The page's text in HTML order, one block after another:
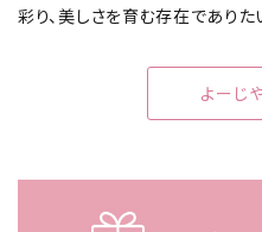
彩り、美しさを育む存在でありた
よーじ